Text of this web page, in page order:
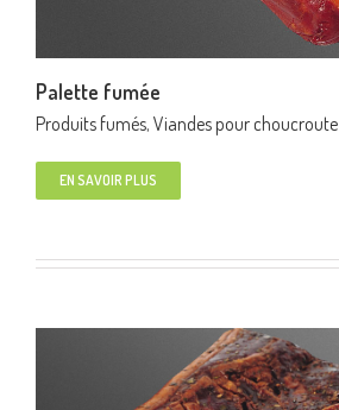
Palette fumée
Produits fumés, Viandes pour choucroute
EN SAVOIR PLUS